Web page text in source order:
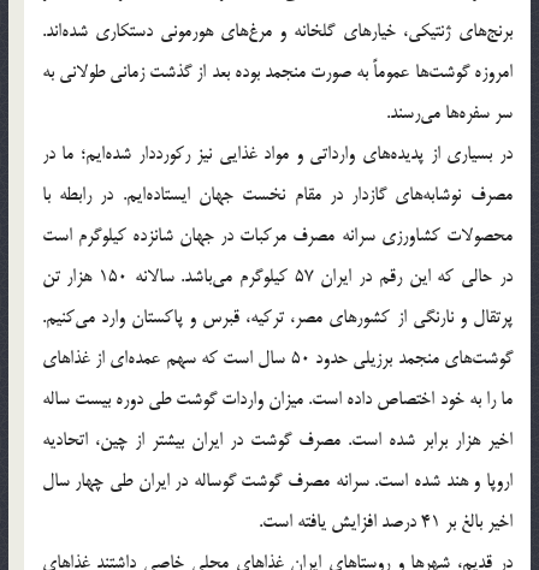
برنج‌های ژنتیکی، خیارهای گلخانه و مرغ‌های هورمونی دستکاری شده‌اند.
امروزه گوشت‌ها عموماً به صورت منجمد بوده بعد از گذشت زمانی طولانی به
سر سفره‌ها می‌رسند.
در بسیاری از پدیده‌های وارداتی و مواد غذایی نیز رکورددار شده‌ایم؛ ما در
مصرف نوشابه‌های گازدار در مقام نخست جهان ایستاده‌ایم. در رابطه با
محصولات کشاورزی سرانه مصرف مرکبات در جهان شانزده کیلوگرم است
در حالی که این رقم در ایران 57 کیلوگرم می‌باشد. سالانه 150 هزار تن
پرتقال و نارنگی از کشورهای مصر، ترکیه، قبرس و پاکستان وارد می‌کنیم.
گوشت‌های منجمد برزیلی حدود 50 سال است که سهم عمده‌ای از غذاهای
ما را به خود اختصاص داده است. میزان واردات گوشت طی دوره بیست ساله
اخیر هزار برابر شده است. مصرف گوشت در ایران بیشتر از چین، اتحادیه
اروپا و هند شده است. سرانه مصرف گوشت گوساله در ایران طی چهار سال
اخیر بالغ بر 41 درصد افزایش یافته است.
در قدیم، شهرها و روستاهای ایران غذاهای محلی خاصی داشتند غذاهای